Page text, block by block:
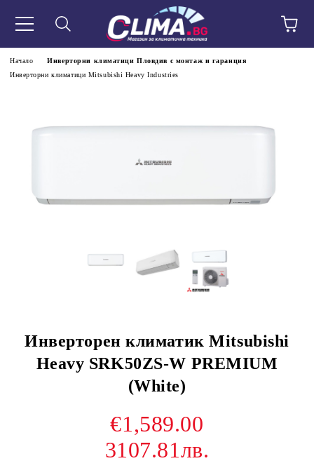
Начало
Инверторни климатици Пловдив с монтаж и гаранция
Инверторни климатици Mitsubishi Heavy Industries
Инверторен климатик Mitsubishi
Heavy SRK50ZS-W PREMIUM
(White)
€1,589.00
3107.81лв.